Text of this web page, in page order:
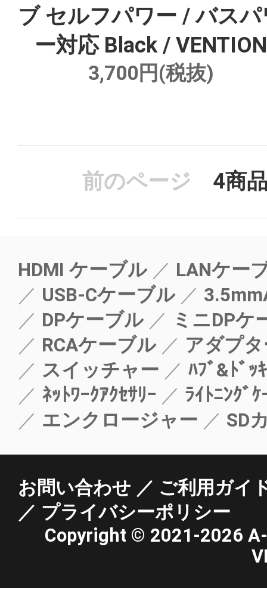
ブ セルフパワー / バスパ
ー対応 Black / VENTION
3,700円(税抜)
前のページ 4商
HDMI ケーブル
LANケー
USB-Cケーブル
DPケーブル
ミニDPケ
RCAケーブル
アダプ
スイッチャー
ﾊﾌﾞ&ﾄﾞｯ
ﾈｯﾄﾜｰｸｱｸｾｻﾘｰ
ﾗｲﾄﾆﾝｸﾞｹ
エンクロージャー
SD
お問い合わせ
ご利用ガイ
プライバシーポリシー
Copyright © 2021-2026